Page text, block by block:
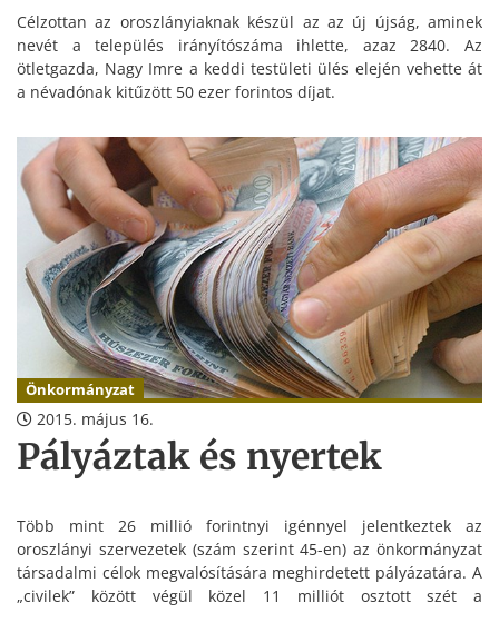
Célzottan az oroszlányiaknak készül az az új újság, aminek
nevét a település irányítószáma ihlette, azaz 2840. Az
ötletgazda, Nagy Imre a keddi testületi ülés elején vehette át
a névadónak kitűzött 50 ezer forintos díjat.
Önkormányzat
2015. május 16.
Pályáztak és nyertek
Több mint 26 millió forintnyi igénnyel jelentkeztek az
oroszlányi szervezetek (szám szerint 45-en) az önkormányzat
társadalmi célok megvalósítására meghirdetett pályázatára. A
„civilek” között végül közel 11 milliót osztott szét a